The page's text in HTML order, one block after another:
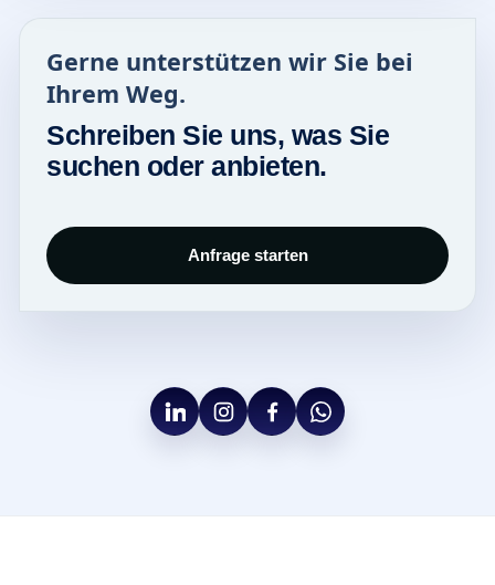
Gerne unterstützen wir Sie bei
Ihrem Weg.
Schreiben Sie uns, was Sie
suchen oder anbieten.
Anfrage starten